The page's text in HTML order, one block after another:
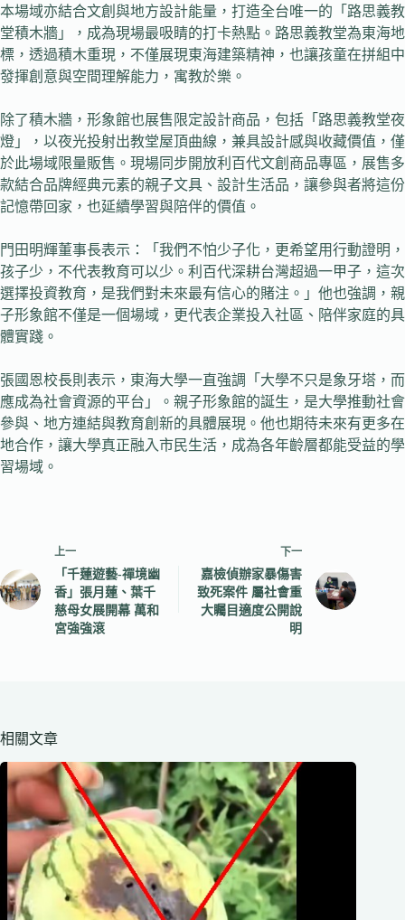
本場域亦結合文創與地方設計能量，打造全台唯一的「路思義教
堂積木牆」，成為現場最吸睛的打卡熱點。路思義教堂為東海地
標，透過積木重現，不僅展現東海建築精神，也讓孩童在拼組中
發揮創意與空間理解能力，寓教於樂。
除了積木牆，形象館也展售限定設計商品，包括「路思義教堂夜
燈」，以夜光投射出教堂屋頂曲線，兼具設計感與收藏價值，僅
於此場域限量販售。現場同步開放利百代文創商品專區，展售多
款結合品牌經典元素的親子文具、設計生活品，讓參與者將這份
記憶帶回家，也延續學習與陪伴的價值。
門田明輝董事長表示：「我們不怕少子化，更希望用行動證明，
孩子少，不代表教育可以少。利百代深耕台灣超過一甲子，這次
選擇投資教育，是我們對未來最有信心的賭注。」他也強調，親
子形象館不僅是一個場域，更代表企業投入社區、陪伴家庭的具
體實踐。
張國恩校長則表示，東海大學一直強調「大學不只是象牙塔，而
應成為社會資源的平台」。親子形象館的誕生，是大學推動社會
參與、地方連結與教育創新的具體展現。他也期待未來有更多在
地合作，讓大學真正融入市民生活，成為各年齡層都能受益的學
習場域。
上一
「千蓮遊藝-禪境幽
香」張月蓮、葉千
慈母女展開幕 萬和
宮強強滾
下一
嘉檢偵辦家暴傷害
致死案件 屬社會重
大矚目適度公開說
明
相關文章